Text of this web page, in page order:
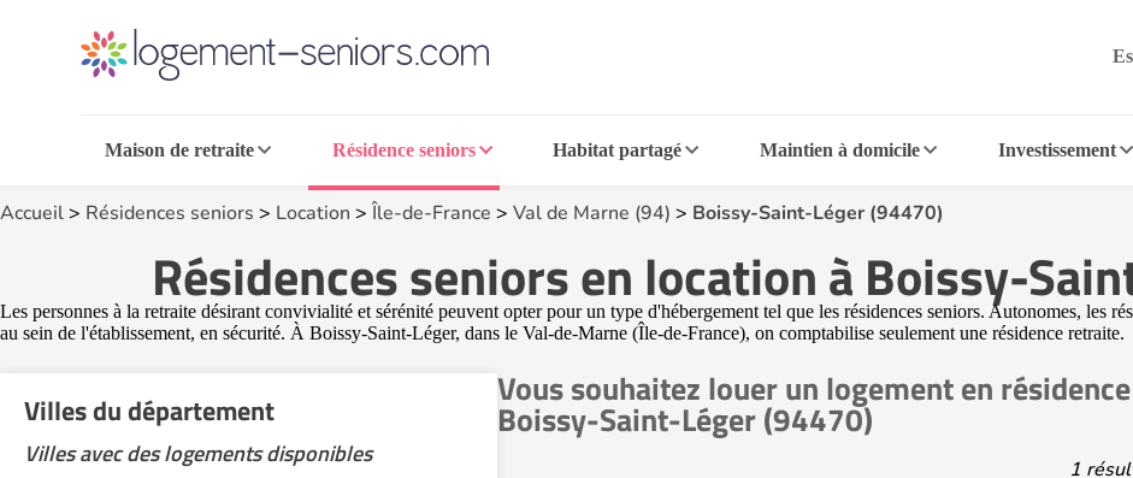
Maison de retraite Résidence seniors Habitat partagé Maintien à domicile Investissement
Accueil> Résidences seniors > Location > Île-de-France > Val de Marne (94) > Boissy-Saint-Léger (94470)
Résidences seniors en location à Boissy-
Les personnes à la retraite désirant convivialité et sérénité peuvent opter pour un type d'hébergement tel que les résidences seniors. Autonomes, les
au sein de l'établissement, en sécurité. À Boissy-Saint-Léger, dans le Val-de-Marne (Île-de-France), on comptabilise seulement une résidence retraite.
Vous souhaitez louer un logement en
Boissy-Saint-Léger (94470)
1
Villes du département
Villes avec des logements disponibles